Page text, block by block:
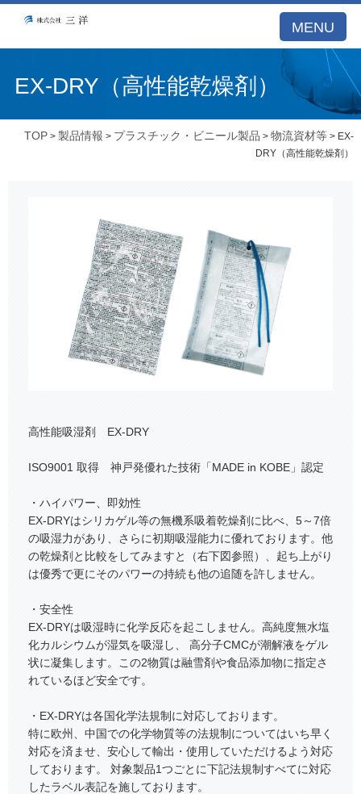
MENU
EX-DRY（高性能乾燥剤）
TOP >製品情報 > プラスチック・ビニール製品 >物流資材等 > EX-
DRY（高性能乾燥剤）
高性能吸湿剤 EX-DRY
ISO9001 取得 神戸発優れた技術「MADE in KOBE」認定
・ハイパワー、即効性
EX-DRYはシリカゲル等の無機系吸着乾燥剤に比べ、5～7倍
の吸湿力があり、さらに初期吸湿能力に優れております。他
の乾燥剤と比較をしてみますと（右下図参照）、起ち上がり
は優秀で更にそのパワーの持続も他の追随を許しません。
・安全性
EX-DRYは吸湿時に化学反応を起こしません。高純度無水塩
化カルシウムが湿気を吸湿し、 高分子CMCが潮解液をゲル
状に凝集します。この2物質は融雪剤や食品添加物に指定さ
れているほど安全です。
・EX-DRYは各国化学法規制に対応しております。
特に欧州、中国での化学物質等の法規制についてはいち早く
対応を済ませ、安心して輸出・使用していただけるよう対応
しております。 対象製品1つごとに下記法規制すべてに対応
したラベル表記を施しております。